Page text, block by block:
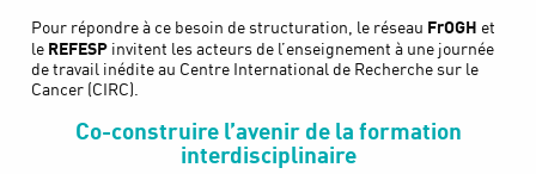
Pour répondre à ce besoin de structuration, le réseau FrOGH et
le REFESP invitent les acteurs de l’enseignement à une journée
de travail inédite au Centre International de Recherche sur le
Cancer (CIRC).
Co-construire l’avenir de la formation
interdisciplinaire